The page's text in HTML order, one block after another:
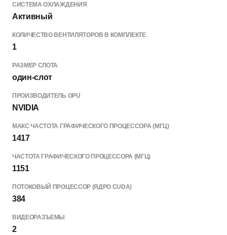
СИСТЕМА ОХЛАЖДЕНИЯ
Активный
КОЛИЧЕСТВО ВЕНТИЛЯТОРОВ В КОМПЛЕКТЕ
1
РАЗМЕР СЛОТА
один-слот
ПРОИЗВОДИТЕЛЬ GPU
NVIDIA
МАКС ЧАСТОТА ГРАФИЧЕСКОГО ПРОЦЕССОРА (МГЦ)
1417
ЧАСТОТА ГРАФИЧЕСКОГО ПРОЦЕССОРА (МГЦ)
1151
ПОТОКОВЫЙ ПРОЦЕССОР (ЯДРО CUDA)
384
ВИДЕОРАЗЪЕМЫ
2